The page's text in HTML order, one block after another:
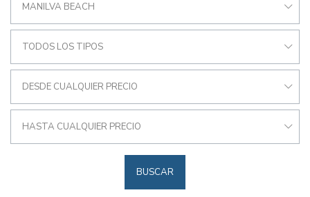
MANILVA BEACH
TODOS LOS TIPOS
DESDE CUALQUIER PRECIO
HASTA CUALQUIER PRECIO
BUSCAR